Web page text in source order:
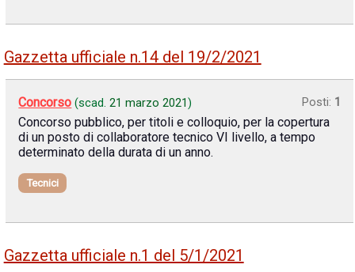
Gazzetta ufficiale n.14 del 19/2/2021
Concorso (scad.21 marzo 2021) Posti: 1
Concorso pubblico, per titoli e colloquio, per la copertura
di un posto di collaboratore tecnico VI livello, a tempo
determinato della durata di un anno.
Tecnici
Gazzetta ufficiale n.1 del 5/1/2021